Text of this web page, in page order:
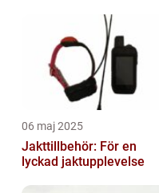
06 maj 2025
Jakttillbehör: För en
lyckad jaktupplevelse